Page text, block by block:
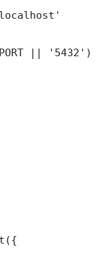
|| '5432')